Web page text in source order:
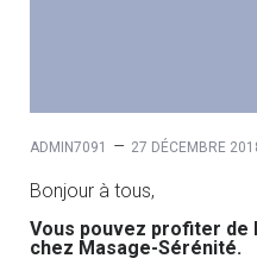
ADMIN7091 – 27 DÉCEMBRE
Bonjour à tous,
Vous pouvez profiter de
chez Masage-Sérénité.